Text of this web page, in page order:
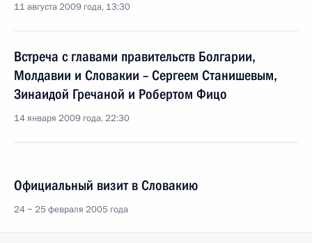
11 августа 2009 года, 13:30
Встреча с главами правительств Болгарии,
Молдавии и Словакии – Сергеем Станишевым,
Зинаидой Гречаной и Робертом Фицо
14 января 2009 года, 22:30
Официальный визит в Словакию
24 − 25 февраля 2005 года